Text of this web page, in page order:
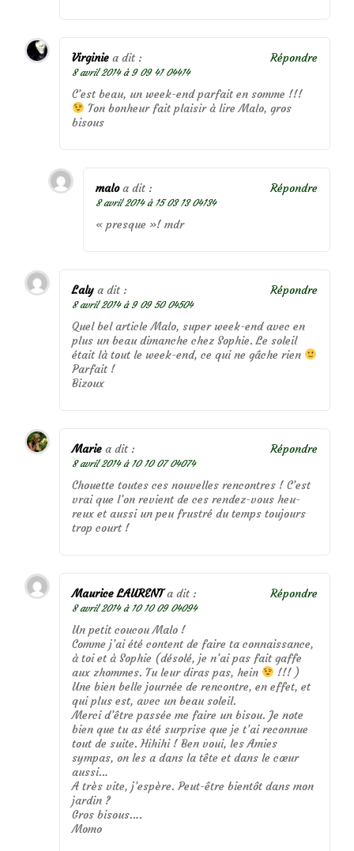
Virginie a dit :
8 avril 2014 à 9 09 41 04414
C’est beau, un week-end parfait en somme !!!
Ton bonheur fait plaisir à lire Malo, gros
bisous
Répondre
malo a dit :
8 avril 2014 à 15 03 13 04134
« presque »! mdr
Répondre
Laly a dit :
8 avril 2014 à 9 09 50 04504
Quel bel article Malo, super week-end avec en
plus un beau dimanche chez Sophie. Le soleil
était là tout le week-end, ce qui ne gâche rien
Parfait !
Bizoux
Répondre
Marie a dit :
8 avril 2014 à 10 10 07 04074
Chouette toutes ces nouvelles rencontres ! C’est
vrai que l’on revient de ces rendez-vous heu-
reux et aussi un peu frustré du temps toujours
trop court !
Répondre
Maurice LAURENT a dit :
8 avril 2014 à 10 10 09 04094
Un petit coucou Malo !
Comme j’ai été content de faire ta connaissance,
à toi et à Sophie (désolé, je n’ai pas fait gaffe
aux zhommes. Tu leur diras pas, hein
!!! )
Une bien belle journée de rencontre, en effet, et
qui plus est, avec un beau soleil.
Merci d’être passée me faire un bisou. Je note
bien que tu as été surprise que je t’ai reconnue
tout de suite. Hihihi ! Ben voui, les Amies
sympas, on les a dans la tête et dans le cœur
aussi…
A très vite, j’espère. Peut-être bientôt dans mon
jardin ?
Gros bisous….
Momo
Répondre